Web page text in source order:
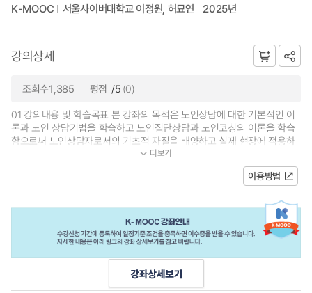
K-MOOC 서울사이버대학교 이정원, 허묘연 2025년
강의상세
조회수1,385 평점 /5 (0)
01 강의내용 및 학습목표 본 강좌의 목적은 노인상담에 대한 기본적인 이
론과 노인 상담기법을 학습하고 노인집단상담과 노인코칭의 이론을 학습
함으로써 노인상담자로서의 기초적 자질을 배양하고 실제 현장에 적용하
는 것이다. 본 강좌의 학습 목표는... 더보기
이용방법